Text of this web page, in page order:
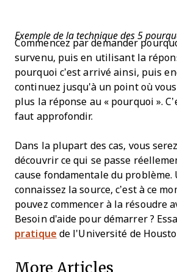
Exemple de la technique des 5
Commencez par demander
survenu, puis en utilisant la
pourquoi c’est arrivé ainsi, puis
continuez jusqu'à un point où
plus la réponse au « pourquoi ».
faut approfondir.
Dans la plupart des cas, vous
découvrir ce qui se passe
cause fondamentale du problème.
connaissez la source, c’est à ce
pouvez commencer à la résoudre
Besoin d'aide pour démarrer ?
pratique de l'Université de
More Articles